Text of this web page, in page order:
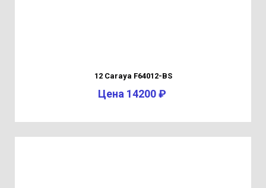
12 Caraya F64012-BS
Цена 14200 ₽